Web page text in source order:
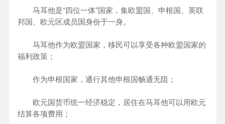
马耳他是“四位一体”国家，集欧盟国、申根国、英联
邦国、欧元区成员国身份于一身。
马耳他作为欧盟国家，移民可以享受各种欧盟国家的
福利政策；
作为申根国家，通行其他申根国畅通无阻；
欧元国货币统一经济稳定，居住在马耳他可以用欧元
结算各项费用；